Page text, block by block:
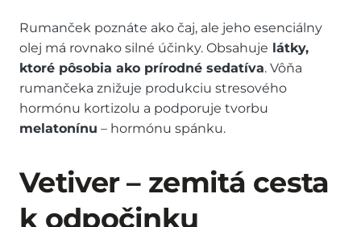
Rumanček poznáte ako čaj, ale jeho esenciálny
olej má rovnako silné účinky. Obsahuje látky,
ktoré pôsobia ako prírodné sedatíva. Vôňa
rumančeka znižuje produkciu stresového
hormónu kortizolu a podporuje tvorbu
melatonínu – hormónu spánku.
Vetiver – zemitá cesta
k odpočinku